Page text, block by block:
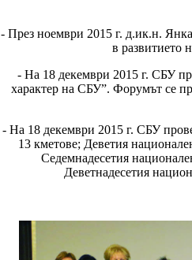
- През ноември 2015 г. д.ик.н.
в развитието
- На 18 декември 2015 г. СБУ
характер на СБУ”. Форумът се
- На 18 декември 2015 г. СБУ
13 кметове; Деветия
Седемнадесетия
Деветнадесетия